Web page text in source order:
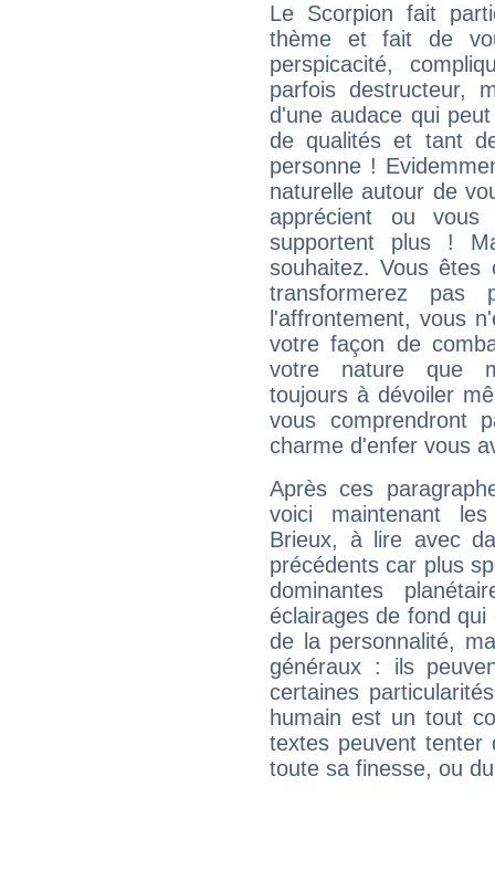
Le Scorpion fait
thème et fait de
perspicacité,
parfois destructeur,
d'une audace qui
de qualités et tant
personne !
naturelle autour de
apprécient ou
supportent plus !
souhaitez. Vous
transformerez
l'affrontement, vous
votre façon de
votre nature que
toujours à dévoiler
vous comprendront
charme d'enfer vous
Après ces
voici maintenant
Brieux, à lire avec
précédents car plus
dominantes
éclairages de fond
de la personnalité,
généraux : ils
certaines
humain est un tout
textes peuvent tenter
toute sa finesse, ou